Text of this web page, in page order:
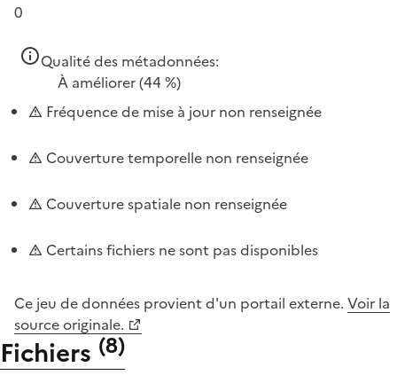
0
Qualité des métadonnées:
À améliorer(44 %)
Fréquence de mise à jour non renseignée
Couverture temporelle non renseignée
Couverture spatiale non renseignée
Certains fichiers ne sont pas disponibles
Ce jeu de données provient d'un portail externe. Voir la
source originale.
Fichiers (8)